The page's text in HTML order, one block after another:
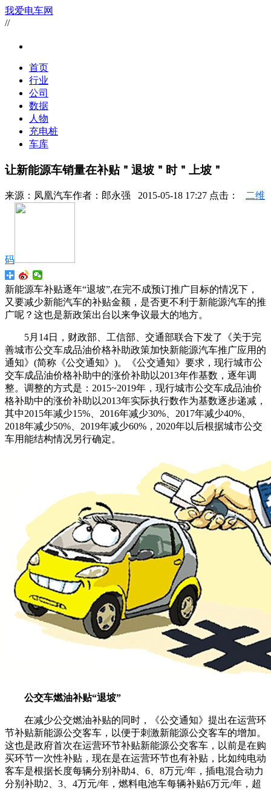
我爱电车网
//
首页
行业
公司
数据
人物
充电桩
车库
让新能源车销量在补贴＂退坡＂时＂上坡＂
来源： 凤凰汽车作者： 郎永强 2015-05-18 17:27 点击： 二维
码
新能源车补贴逐年“退坡”,在完不成预订推广目标的情况下，
又要减少新能汽车的补贴金额，是否更不利于新能源汽车的推
广呢？这也是新政策出台以来争议最大的地方。
5月14日，财政部、工信部、交通部联合下发了《关于完
善城市公交车成品油价格补助政策加快新能源汽车推广应用的
通知》(简称《公交通知》)。《公交通知》要求，现行城市公
交车成品油价格补助中的涨价补助以2013年作基数，逐年调
整。调整的方式是：2015~2019年，现行城市公交车成品油价
格补助中的涨价补助以2013年实际执行数作为基数逐步递减，
其中2015年减少15%、2016年减少30%、2017年减少40%、
2018年减少50%、2019年减少60%，2020年以后根据城市公交
车用能结构情况另行确定。
公交车燃油补贴“退坡”
在减少公交燃油补贴的同时，《公交通知》提出在运营环
节补贴新能源公交客车，以便于刺激新能源公交客车的增加。
这也是政府首次在运营环节补贴新能源公交客车，以前是在购
买环节一次性补贴，现在是在运营环节也有补贴，比如纯电动
客车是根据长度每辆分别补助4、6、8万元/年，插电混合动力
分别补助2、3、4万元/年，燃料电池车每辆补贴6万元/年，超